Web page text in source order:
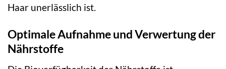
Haar unerlässlich ist.
Optimale Aufnahme und Verwertung der
Nährstoffe